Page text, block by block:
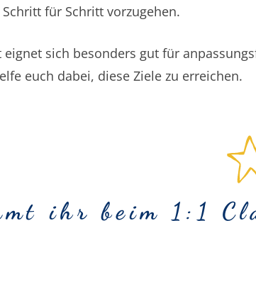
für Schritt vorzugehen.
eignet sich besonders gut für
euch dabei, diese Ziele zu erreichen.
ihr beim 1:1